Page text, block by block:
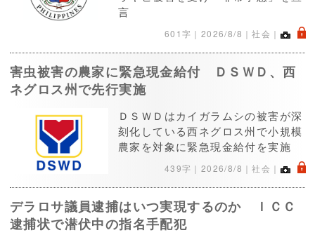
言
601字｜ 2026/8/8 ｜社会｜ .
害虫被害の農家に緊急現金給付 ＤＳＷＤ、西
ネグロス州で先行実施
ＤＳＷＤはカイガラムシの被害が深
刻化している西ネグロス州で小規模
農家を対象に緊急現金給付を実施
439字｜ 2026/8/8 ｜社会｜ .
デラロサ議員逮捕はいつ実現するのか ＩＣＣ
逮捕状で潜伏中の指名手配犯